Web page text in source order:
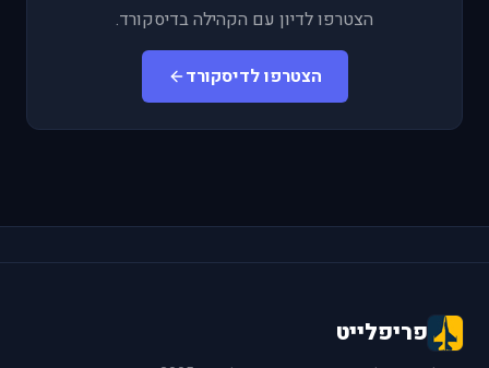
הצטרפו לדיון עם הקהילה בדיסקורד.
הצטרפו לדיסקורד
פריפלייט